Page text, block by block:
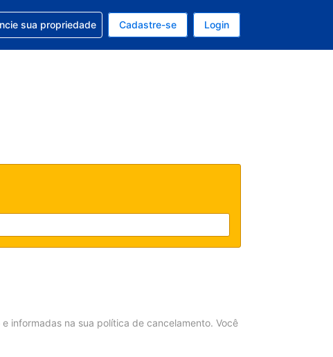
sua moeda é: Real
Atualmente, seu idioma é: Português (Brasil)
ajuda com sua reserva
sua propriedade Cadastre-se Login
informadas na sua política de cancelamento. Você